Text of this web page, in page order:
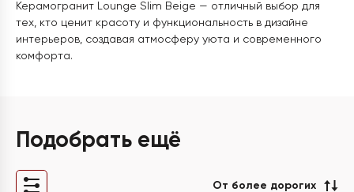
Керамогранит Lounge Slim Beige — отличный выбор для
тех, кто ценит красоту и функциональность в дизайне
интерьеров, создавая атмосферу уюта и современного
комфорта.
Подобрать ещё
От более дорогих